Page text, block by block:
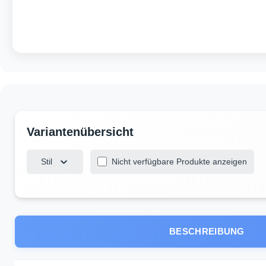
Stil Nicht verfügbare Produkte anzeigen
BESCHREIBUNG